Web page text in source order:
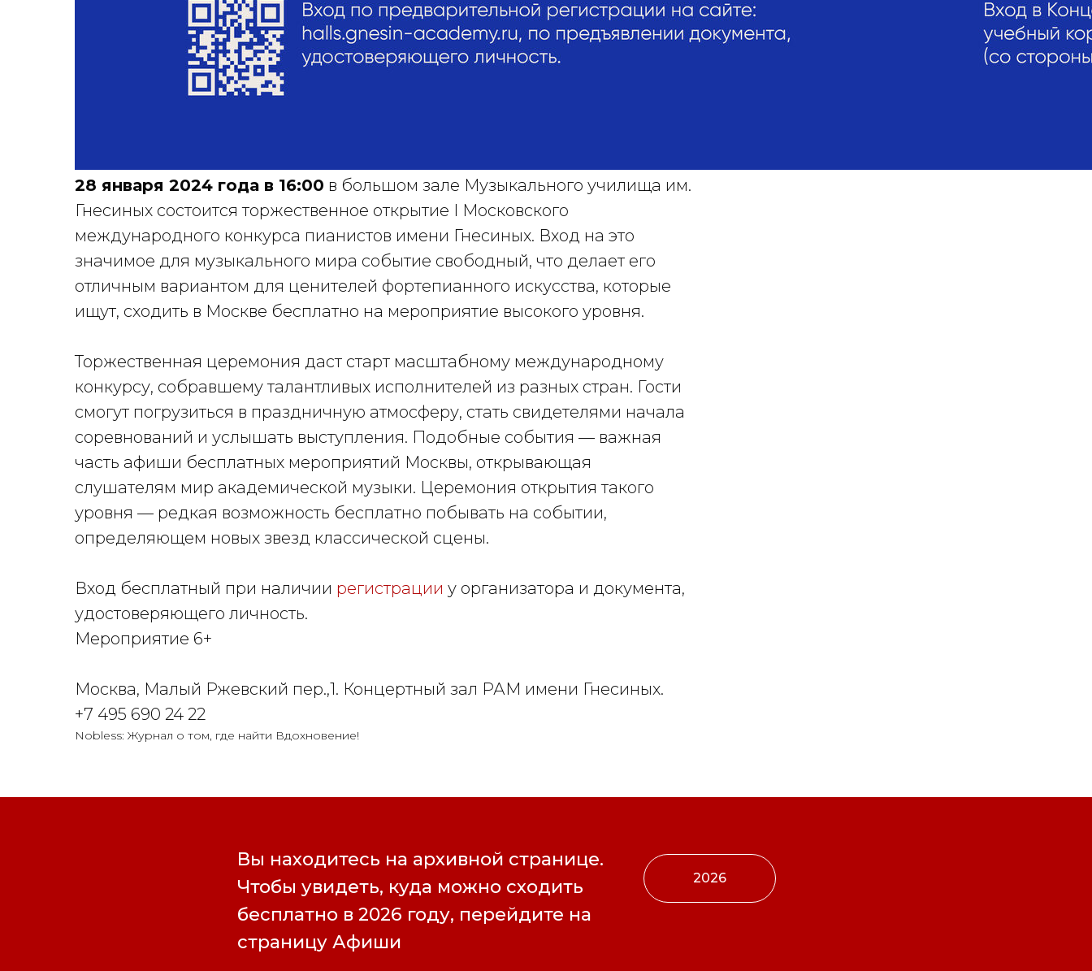
28 января 2024 года в 16:00 в большом зале Музыкального училища им.
Гнесиных состоится торжественное открытие I Московского
международного конкурса пианистов имени Гнесиных. Вход на это
значимое для музыкального мира событие свободный, что делает его
отличным вариантом для ценителей фортепианного искусства, которые
ищут, сходить в Москве бесплатно на мероприятие высокого уровня.
Торжественная церемония даст старт масштабному международному
конкурсу, собравшему талантливых исполнителей из разных стран. Гости
смогут погрузиться в праздничную атмосферу, стать свидетелями начала
соревнований и услышать выступления. Подобные события — важная
часть афиши бесплатных мероприятий Москвы, открывающая
слушателям мир академической музыки. Церемония открытия такого
уровня — редкая возможность бесплатно побывать на событии,
определяющем новых звезд классической сцены.
Вход бесплатный при наличии регистрации у организатора и документа,
удостоверяющего личность.
Мероприятие 6+
Москва, Малый Ржевский пер.,1. Концертный зал РАМ имени Гнесиных.
+7 495 690 24 22
Nobless: Журнал о том, где найти Вдохновение!
Вы находитесь на архивной странице.
Чтобы увидеть, куда можно сходить
бесплатно в 2026 году, перейдите на
страницу Афиши
2026